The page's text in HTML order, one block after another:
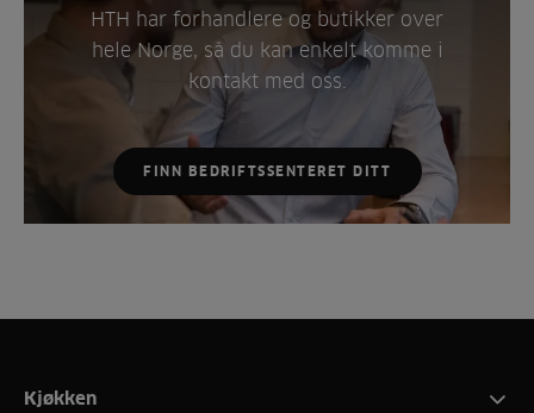
HTH har forhandlere og butikker over
hele Norge, så du kan enkelt komme i
kontakt med oss.
FINN BEDRIFTSSENTERET DITT
Kjøkken